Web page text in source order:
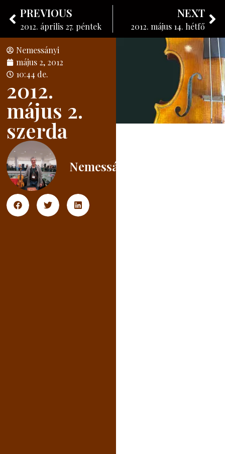
Hangszerkészítő
PREVIOUS
2012. április 27. péntek
NEXT
2012. május 14. hétfő
Nemessányi
május 2, 2012
10:44 de.
2012.
május 2.
szerda
Nemessányi